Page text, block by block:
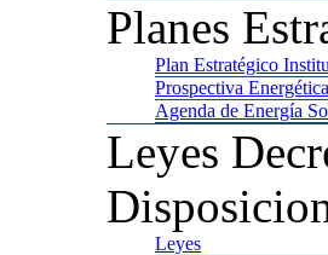
Planes
Plan Estratégico
Prospectiva
Agenda de Energía
Leyes
Leyes